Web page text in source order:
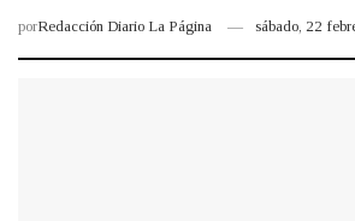
porRedacción Diario La Página sábado, 22